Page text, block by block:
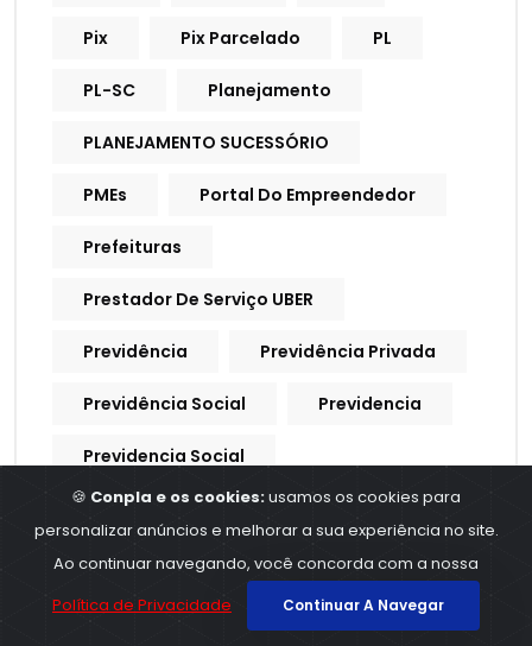
Pix Pix Parcelado PL
PL-SC Planejamento
PLANEJAMENTO SUCESSÓRIO
PMEs Portal Do Empreendedor
Prefeituras
Prestador De Serviço UBER
Previdência Previdência Privada
Previdência Social Previdencia
Previdencia Social
Processo Trabalhista
Procuração Digital
Produtividade Produtores Rurais
🍪 Conpla e os cookies:usamos os cookies para
personalizar anúncios e melhorar a sua experiência no site.
Ao continuar navegando, você concorda com a nossa
Política de Privacidade
Continuar A Navegar